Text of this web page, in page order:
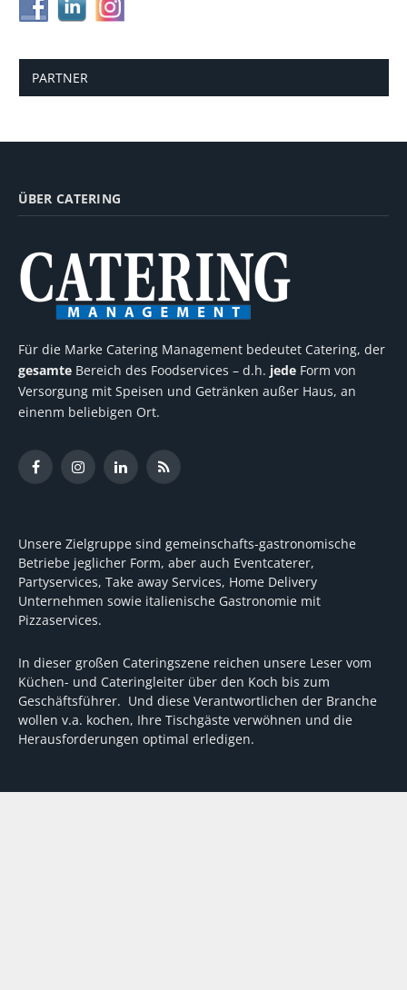
PARTNER
ÜBER CATERING
Für die Marke Catering Management bedeutet Catering, der
gesamte Bereich des Foodservices – d.h. jede Form von
Versorgung mit Speisen und Getränken außer Haus, an
einenm beliebigen Ort.
FacebookInstagramLinkedInRSS
Unsere Zielgruppe sind gemeinschafts-gastronomische
Betriebe jeglicher Form, aber auch Eventcaterer,
Partyservices, Take away Services, Home Delivery
Unternehmen sowie italienische Gastronomie mit
Pizzaservices.
In dieser großen Cateringszene reichen unsere Leser vom
Küchen- und Cateringleiter über den Koch bis zum
Geschäftsführer. Und diese Verantwortlichen der Branche
wollen v.a. kochen, Ihre Tischgäste verwöhnen und die
Herausforderungen optimal erledigen.